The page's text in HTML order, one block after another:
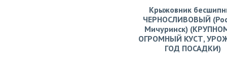
Крыжовник
ЧЕРНОСЛИВОВЫЙ
Мичуринск)
ОГРОМНЫЙ КУСТ,
ГОД ПОСАДКИ)